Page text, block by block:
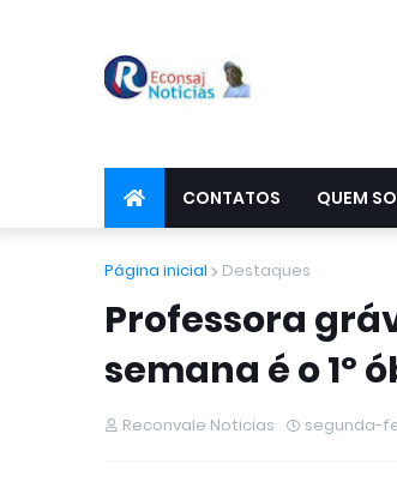
CONTATOS QUEM
Página inicial Destaques
Professora
semana é o 1º
Reconvale Noticias segunda-